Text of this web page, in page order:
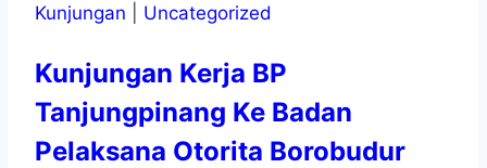
Kunjungan Uncategorized
Kunjungan Kerja BP
Tanjungpinang Ke Badan
Pelaksana Otorita Borobudur